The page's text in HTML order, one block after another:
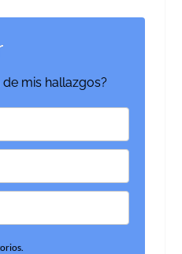
mis hallazgos?